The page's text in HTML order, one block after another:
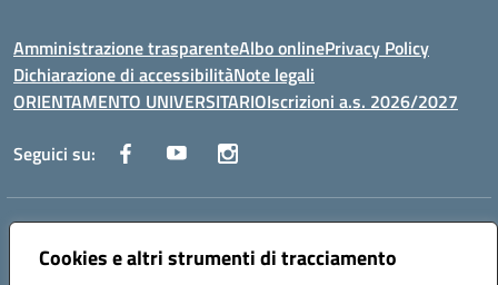
Cookies e altri strumenti di tracciamento
Amministrazione trasparenteAlbo onlinePrivacy Policy
Dichiarazione di accessibilitàNote legali
ORIENTAMENTO UNIVERSITARIOIscrizioni a.s. 2026/2027
Seguici su:
Indirizzo:
Centralino:0882 331218 Email:fgps210002@istruzione.it